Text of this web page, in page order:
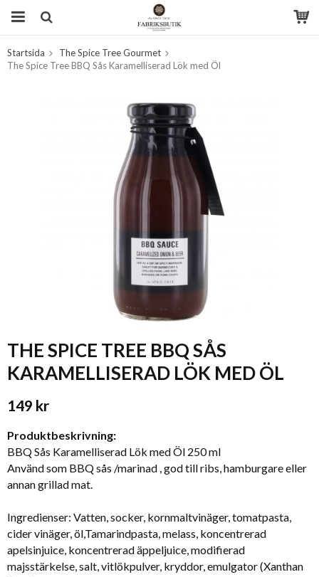
Produkten har blivit tillagd i varukorgen
Startsida
The Spice Tree Gourmet
The Spice Tree BBQ Sås Karamelliserad Lök med Öl
THE SPICE TREE BBQ SÅS
KARAMELLISERAD LÖK MED ÖL
149 kr
Produktbeskrivning:
BBQ Sås Karamelliserad Lök med Öl 250 ml
Använd som BBQ sås /marinad , god till ribs, hamburgare eller
annan grillad mat.
Ingredienser: Vatten, socker, kornmaltvinäger, tomatpasta,
cider vinäger, öl,Tamarindpasta, melass, koncentrerad
apelsinjuice, koncentrerad äppeljuice, modifierad
majsstärkelse, salt, vitlökpulver, kryddor, emulgator (Xanthan